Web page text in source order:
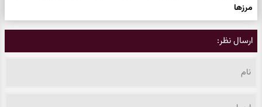
مرزها
ارسال نظر: